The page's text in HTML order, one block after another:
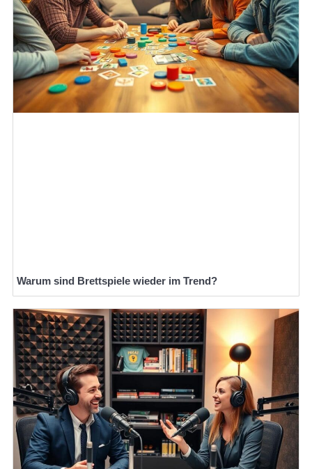
Warum sind Brettspiele wieder im Trend?